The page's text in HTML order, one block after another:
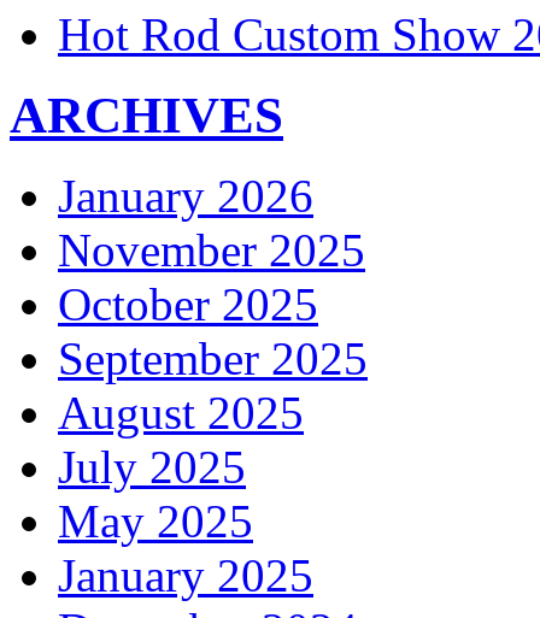
Hot Rod Custom Show
ARCHIVES
January 2026
November 2025
October 2025
September 2025
August 2025
July 2025
May 2025
January 2025